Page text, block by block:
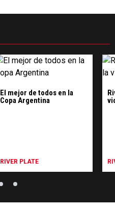
El mejor de todos en la
Copa Argentina
RIVER PLATE